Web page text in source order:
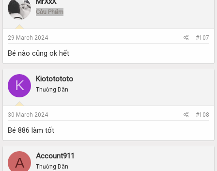
Cửu Phẩm
29 March 2024 #107
Bé nào cũng ok hết
K Kiototototo
Thường Dân
30 March 2024 #108
Bé 886 làm tốt
A Account911
Thường Dân